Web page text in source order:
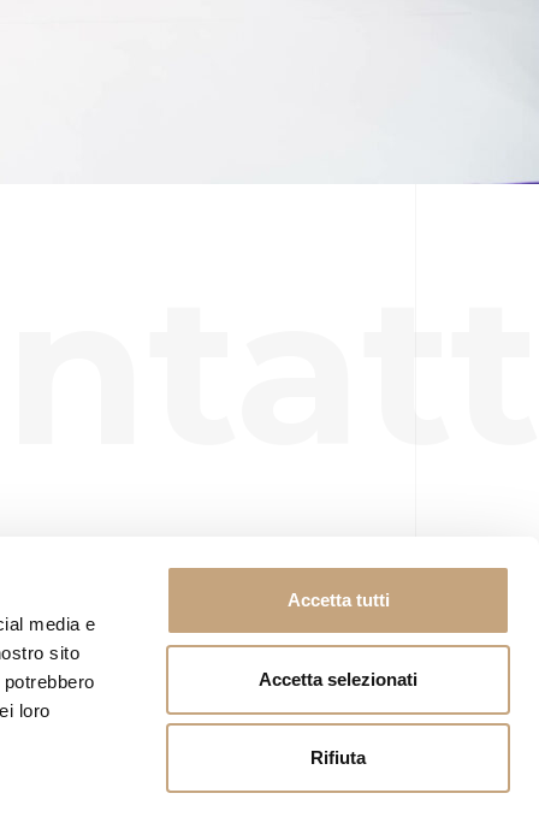
media e
sito
loro
Accetta tutti
Accetta selezionati
Rifiuta